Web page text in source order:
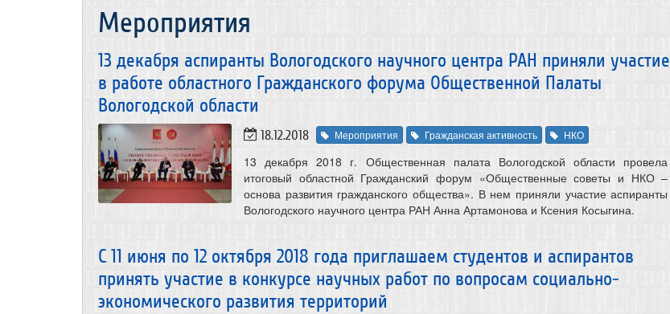
Мероприятия
13 декабря аспиранты Вологодского научного центра РАН приняли участие
в работе областного Гражданского форума Общественной Палаты
Вологодской области
18.12.2018 Мероприятия Гражданская активность НКО
13 декабря 2018 г. Общественная палата Вологодской области провела
итоговый областной Гражданский форум «Общественные советы и НКО –
основа развития гражданского общества». В нем приняли участие аспиранты
Вологодского научного центра РАН Анна Артамонова и Ксения Косыгина.
С 11 июня по 12 октября 2018 года приглашаем студентов и аспирантов
принять участие в конкурсе научных работ по вопросам социально-
экономического развития территорий